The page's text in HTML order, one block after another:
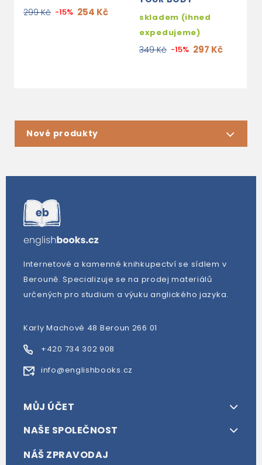
299 Kč -15% 254 Kč
skladem (ihned
expedujeme)
349 Kč -15% 297 Kč
Nové produkty
Internetové a kamenné knihkupectví se sídlem v
Berouně. Specializuje se na prodej materiálů
určených pro studium a výuku anglického jazyka.
Karly Machové 48 Beroun 266 01
+420 734 302 908
info@englishbooks.cz
MŮJ ÚČET
NAŠE SPOLEČNOST
NÁŠ ZPRAVODAJ